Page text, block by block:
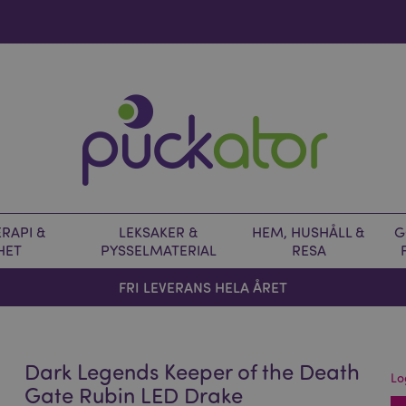
&
LEKSAKER &
PYSSELMATERIAL
HEM, HUSHÅLL &
RESA
FRI LEVERANS HELA ÅRET
Dark Legends Keeper of the Death
Gate Rubin LED Drake